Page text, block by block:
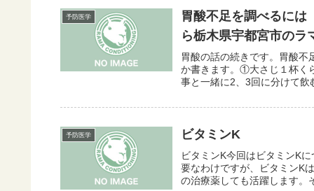
予防医学
胃酸不足を調べるに
ら栃木県宇都宮市のラ
胃酸の話の続きです。胃酸
か書きます。①大さじ１杯く
事と一緒に2、3回に分けて
予防医学 ビタミンK
ビタミンK今回はビタミンK
要なわけですが、ビタミンK
の治療薬しても活躍します。